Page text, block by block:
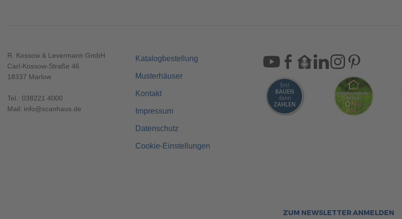
R. Kossow & Levermann GmbH
Carl-Kossow-Straße 46
18337 Marlow
Tel.: 038221 4000
Mail: info@scanhaus.de
Katalogbestellung
Musterhäuser
Kontakt
Impressum
Datenschutz
Cookie-Einstellungen
ZUM NEWSLETTER ANMELDEN